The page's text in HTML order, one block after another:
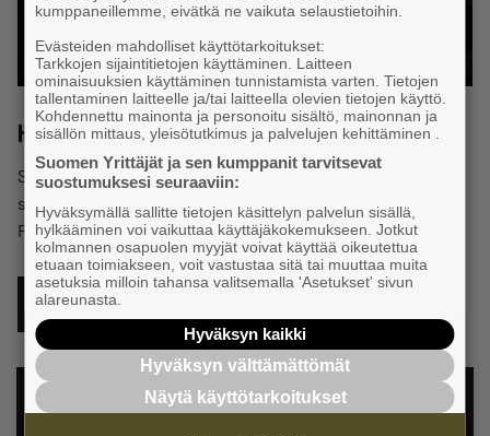
Hur Företagarna i Finland påverkar
Sedan 1996 har Företagarna i Finland arbetat för att företag
ska ha så goda förutsättningar att verka framgångsrikt i
Finland som möjligt.
HUR FÖRETAGARNA I FINLAND PÅVERKAR
kumppaneillemme, eivätkä ne vaikuta selaustietoihin.
Evästeiden mahdolliset käyttötarkoitukset:
Tarkkojen sijaintitietojen käyttäminen. Laitteen
ominaisuuksien käyttäminen tunnistamista varten. Tietojen
tallentaminen laitteelle ja/tai laitteella olevien tietojen käyttö.
Kohdennettu mainonta ja personoitu sisältö, mainonnan ja
sisällön mittaus, yleisötutkimus ja palvelujen kehittäminen .
Suomen Yrittäjät ja sen kumppanit tarvitsevat
suostumuksesi seuraaviin:
Hyväksymällä sallitte tietojen käsittelyn palvelun sisällä,
hylkääminen voi vaikuttaa käyttäjäkokemukseen. Jotkut
kolmannen osapuolen myyjät voivat käyttää oikeutettua
etuaan toimiakseen, voit vastustaa sitä tai muuttaa muita
asetuksia milloin tahansa valitsemalla 'Asetukset' sivun
alareunasta.
Hyväksyn kaikki
Hyväksyn välttämättömät
Näytä käyttötarkoitukset